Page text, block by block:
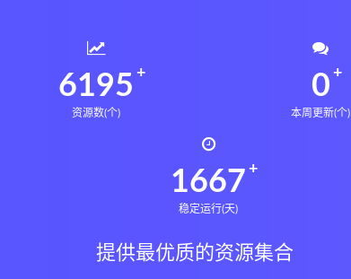
6235
资源数(个)
0
本周更新(个)
1678
稳定运行(天)
提供最优质的资源集合